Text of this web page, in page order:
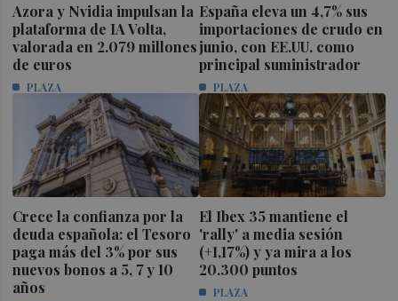
Azora y Nvidia impulsan la
plataforma de IA Volta,
valorada en 2.079 millones
de euros
PLAZA
España eleva un 4,7% sus
importaciones de crudo en
junio, con EE.UU. como
principal suministrador
PLAZA
Crece la confianza por la
deuda española: el Tesoro
paga más del 3% por sus
nuevos bonos a 5, 7 y 10
años
El Ibex 35 mantiene el
'rally' a media sesión
(+1,17%) y ya mira a los
20.300 puntos
PLAZA